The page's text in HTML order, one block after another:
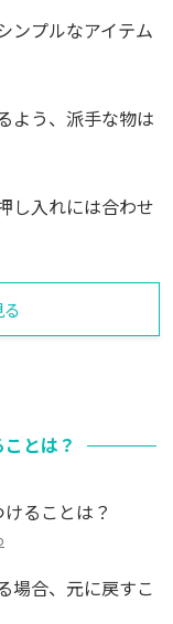
ンプルなアイテム
よう、派手な物は
し入れには合わせ
とは？
場合、元に戻すこ